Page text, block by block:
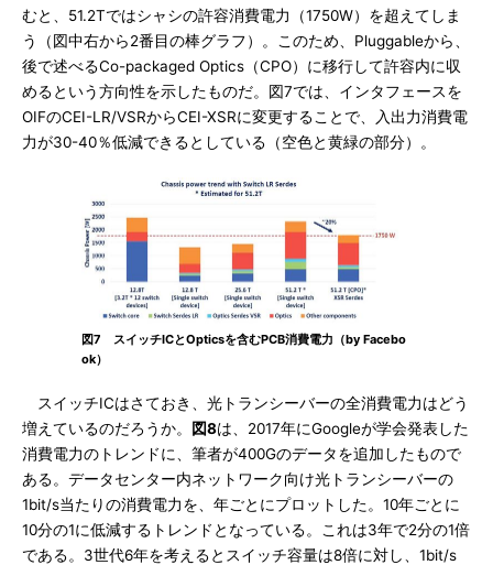
むと、51.2Tではシャシの許容消費電力（1750W）を超えてしま
う（図中右から2番目の棒グラフ）。このため、Pluggableから、
後で述べるCo-packaged Optics（CPO）に移行して許容内に収
めるという方向性を示したものだ。図7では、インタフェースを
OIFのCEI-LR/VSRからCEI-XSRに変更することで、入出力消費電
力が30-40％低減できるとしている（空色と黄緑の部分）。
図7 スイッチICとOpticsを含むPCB消費電力（by Facebo
ok）
スイッチICはさておき、光トランシーバーの全消費電力はどう
増えているのだろうか。
図8は、2017年にGoogleが学会発表した
消費電力のトレンドに、筆者が400Gのデータを追加したもので
ある。データセンター内ネットワーク向け光トランシーバーの
1bit/s当たりの消費電力を、年ごとにプロットした。10年ごとに
10分の1に低減するトレンドとなっている。これは3年で2分の1倍
である。3世代6年を考えるとスイッチ容量は8倍に対し、1bit/s